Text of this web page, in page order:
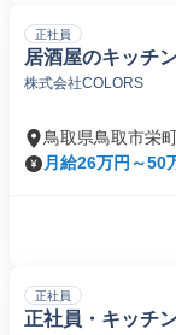
正社員
居酒屋のキッチ
株式会社COLORS
鳥取県鳥取市栄
月給26万円～50
正社員
正社員・キッチ